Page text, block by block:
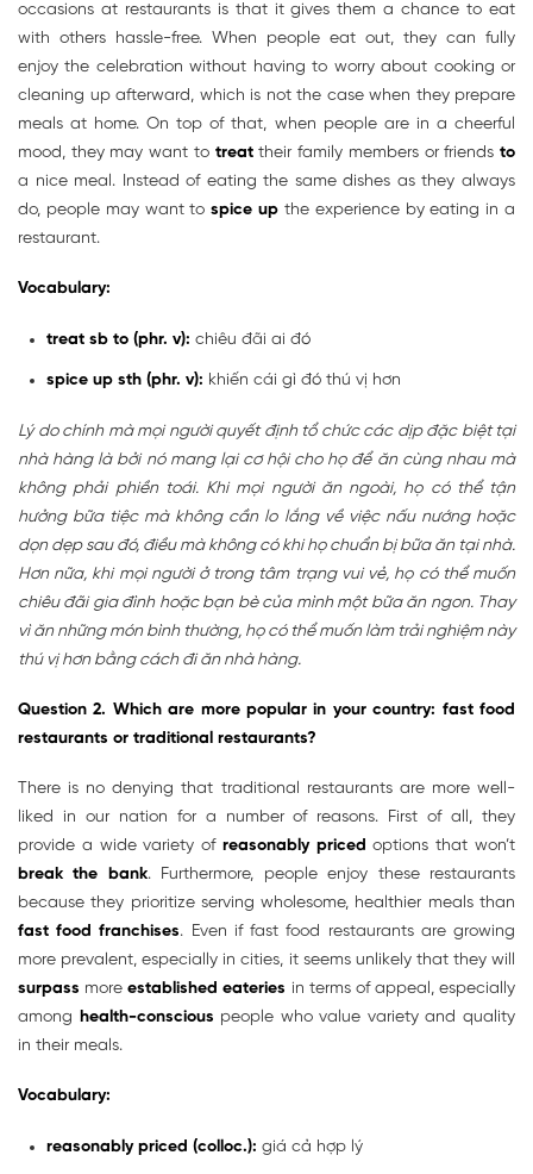
occasions at restaurants is that it gives them a chance to eat
with others hassle-free. When people eat out, they can fully
enjoy the celebration without having to worry about cooking or
cleaning up afterward, which is not the case when they prepare
meals at home. On top of that, when people are in a cheerful
mood, they may want to treattheir family members or friendsto
a nice meal. Instead of eating the same dishes as they always
do, people may want tospice up the experience by eating in a
restaurant.
Vocabulary:
treat sb to (phr. v): chiêu đãi ai đó
spice up sth (phr. v): khiến cái gì đó thú vị hơn
Lý do chính mà mọi người quyết định tổ chức các dịp đặc biệt tại
nhà hàng là bởi nó mang lại cơ hội cho họ để ăn cùng nhau mà
không phải phiền toái. Khi mọi người ăn ngoài, họ có thể tận
hưởng bữa tiệc mà không cần lo lắng về việc nấu nướng hoặc
dọn dẹp sau đó, điều mà không có khi họ chuẩn bị bữa ăn tại nhà.
Hơn nữa, khi mọi người ở trong tâm trạng vui vẻ, họ có thể muốn
chiêu đãi gia đình hoặc bạn bè của mình một bữa ăn ngon. Thay
vì ăn những món bình thường, họ có thể muốn làm trải nghiệm này
thú vị hơn bằng cách đi ăn nhà hàng.
Question 2. Which are more popular in your country: fast food
restaurants or traditional restaurants?
There is no denying that traditional restaurants are more well-
liked in our nation for a number of reasons. First of all, they
provide a wide variety of reasonably priced options that won’t
break the bank. Furthermore, people enjoy these restaurants
because they prioritize serving wholesome, healthier meals than
fast food franchises. Even if fast food restaurants are growing
more prevalent, especially in cities, it seems unlikely that they will
surpass more established eateries in terms of appeal, especially
among health-conscious people who value variety and quality
in their meals.
Vocabulary:
reasonably priced (colloc.): giá cả hợp lý